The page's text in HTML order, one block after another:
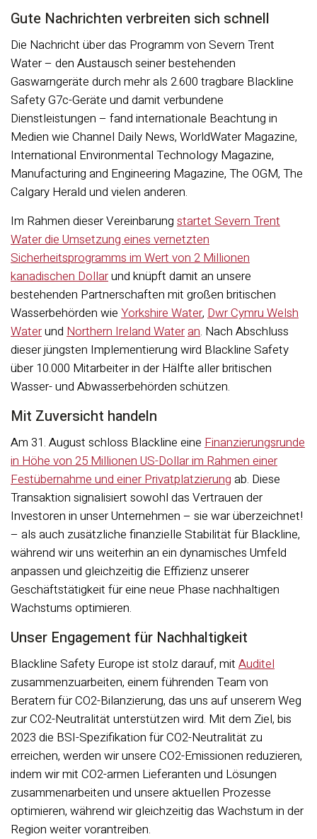
Gute Nachrichten verbreiten sich schnell
Die Nachricht über das Programm von Severn Trent
Water – den Austausch seiner bestehenden
Gaswarngeräte durch mehr als 2.600 tragbare Blackline
Safety G7c-Geräte und damit verbundene
Dienstleistungen – fand internationale Beachtung in
Medien wie Channel Daily News, WorldWater Magazine,
International Environmental Technology Magazine,
Manufacturing and Engineering Magazine, The OGM, The
Calgary Herald und vielen anderen.
Im Rahmen dieser Vereinbarung startet Severn Trent
Water die Umsetzung eines vernetzten
Sicherheitsprogramms im Wert von 2 Millionen
kanadischen Dollarund knüpft damit an unsere
bestehenden Partnerschaften mit großen britischen
Wasserbehörden wie Yorkshire Water, Dwr Cymru Welsh
Waterund Northern Ireland Wateran. Nach Abschluss
dieser jüngsten Implementierung wird Blackline Safety
über 10.000 Mitarbeiter in der Hälfte aller britischen
Wasser- und Abwasserbehörden schützen.
Mit Zuversicht handeln
Am 31. August schloss Blackline eine Finanzierungsrunde
in Höhe von 25 Millionen US-Dollar im Rahmen einer
Festübernahme und einer Privatplatzierung ab. Diese
Transaktion signalisiert sowohl das Vertrauen der
Investoren in unser Unternehmen – sie war überzeichnet!
– als auch zusätzliche finanzielle Stabilität für Blackline,
während wir uns weiterhin an ein dynamisches Umfeld
anpassen und gleichzeitig die Effizienz unserer
Geschäftstätigkeit für eine neue Phase nachhaltigen
Wachstums optimieren.
Unser Engagement für Nachhaltigkeit
Blackline Safety Europe ist stolz darauf, mit Auditel
zusammenzuarbeiten, einem führenden Team von
Beratern für CO2-Bilanzierung, das uns auf unserem Weg
zur CO2-Neutralität unterstützen wird. Mit dem Ziel, bis
2023 die BSI-Spezifikation für CO2-Neutralität zu
erreichen, werden wir unsere CO2-Emissionen reduzieren,
indem wir mit CO2-armen Lieferanten und Lösungen
zusammenarbeiten und unsere aktuellen Prozesse
optimieren, während wir gleichzeitig das Wachstum in der
Region weiter vorantreiben.